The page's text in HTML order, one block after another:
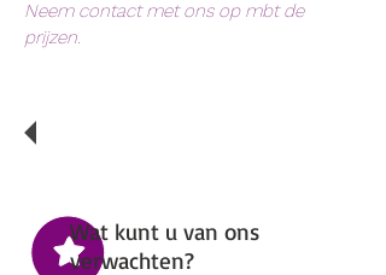
Neem contact met ons op mbt de
prijzen.
Wat kunt u van ons
verwachten?